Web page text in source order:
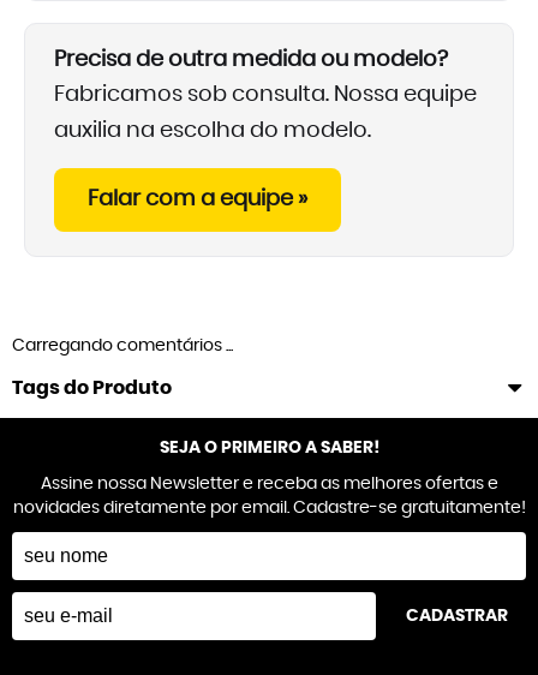
Precisa de outra medida ou modelo?
Fabricamos sob consulta. Nossa equipe
auxilia na escolha do modelo.
Falar com a equipe »
Carregando comentários ...
Tags do Produto
SEJA O PRIMEIRO A SABER!
Assine nossa Newsletter e receba as melhores ofertas e
novidades diretamente por email. Cadastre-se gratuitamente!
CADASTRAR